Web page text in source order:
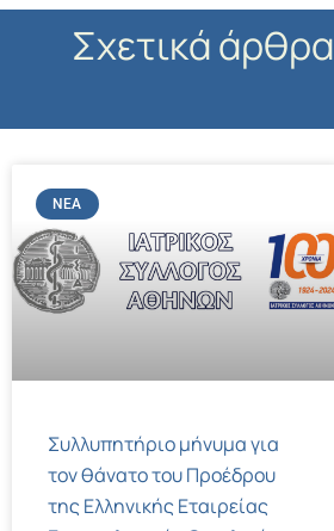
Σχετικά άρθρα
ΝΈΑ
Συλλυπητήριο μήνυμα για
τον θάνατο του Προέδρου
της Ελληνικής Εταιρείας